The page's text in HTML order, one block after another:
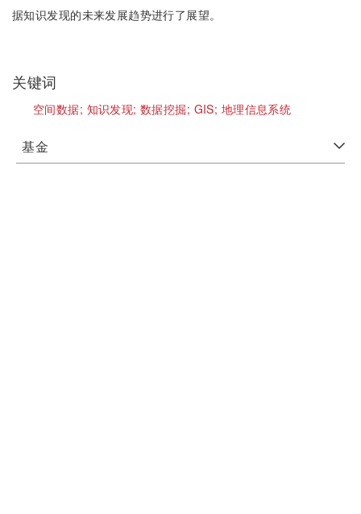
据知识发现的未来发展趋势进行了展望。
关键词
空间数据; 知识发现;数据挖掘; GIS; 地理信息系统
基金